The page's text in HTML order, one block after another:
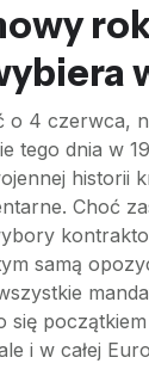
o 4 czerwca,
tego dnia w
historii
Choć
samą
się
i w całej